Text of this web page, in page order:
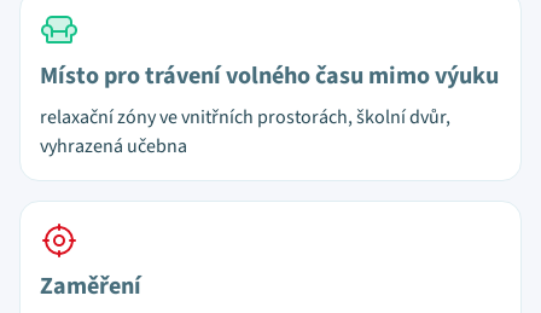
Místo pro trávení volného času mimo výuku
relaxační zóny ve vnitřních prostorách, školní dvůr,
vyhrazená učebna
Zaměření